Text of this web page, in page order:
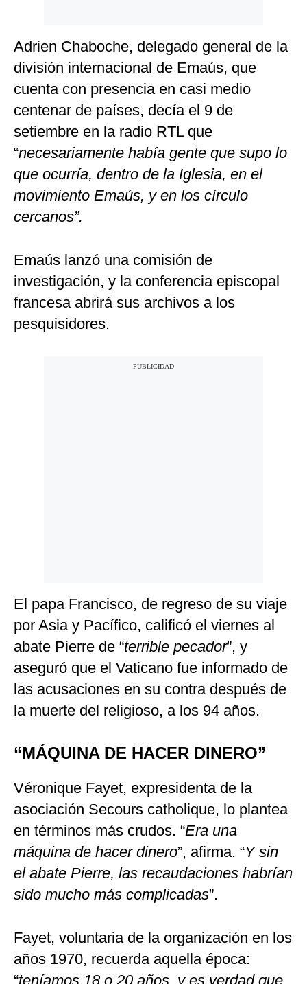
Adrien Chaboche, delegado general de la
división internacional de Emaús, que
cuenta con presencia en casi medio
centenar de países, decía el 9 de
setiembre en la radio RTL que
“necesariamente había gente que supo lo
que ocurría, dentro de la Iglesia, en el
movimiento Emaús, y en los círculo
cercanos”.
Emaús lanzó una comisión de
investigación, y la conferencia episcopal
francesa abrirá sus archivos a los
pesquisidores.
El papa Francisco, de regreso de su viaje
por Asia y Pacífico, calificó el viernes al
abate Pierre de “terrible pecador”, y
aseguró que el Vaticano fue informado de
las acusaciones en su contra después de
la muerte del religioso, a los 94 años.
“MÁQUINA DE HACER DINERO”
Véronique Fayet, expresidenta de la
asociación Secours catholique, lo plantea
en términos más crudos. “Era una
máquina de hacer dinero”, afirma. “Y sin
el abate Pierre, las recaudaciones habrían
sido mucho más complicadas”.
Fayet, voluntaria de la organización en los
años 1970, recuerda aquella época:
“teníamos 18 o 20 años, y es verdad que